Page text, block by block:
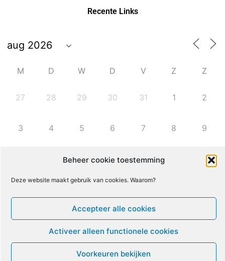
Beheer cookie toestemming
Deze website maakt gebruik van cookies. Waarom?
Accepteer alle cookies
Activeer alleen functionele cookies
Voorkeuren bekijken
Recente Links
M D W D V Z Z
27 28 29 30 31 1 2
3 4 5 6 7 8 9
12 13 14 16
24 25 26 27 28 29 30
2 3 4